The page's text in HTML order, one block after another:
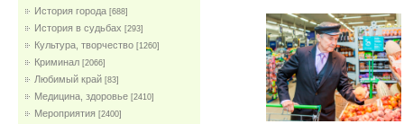
История города [688]
История в судьбах [293]
Культура, творчество [1260]
Криминал [2066]
Любимый край [83]
Медицина, здоровье [2410]
Мероприятия [2400]